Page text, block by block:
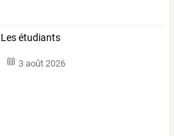
Les étudiants
3 août 2026